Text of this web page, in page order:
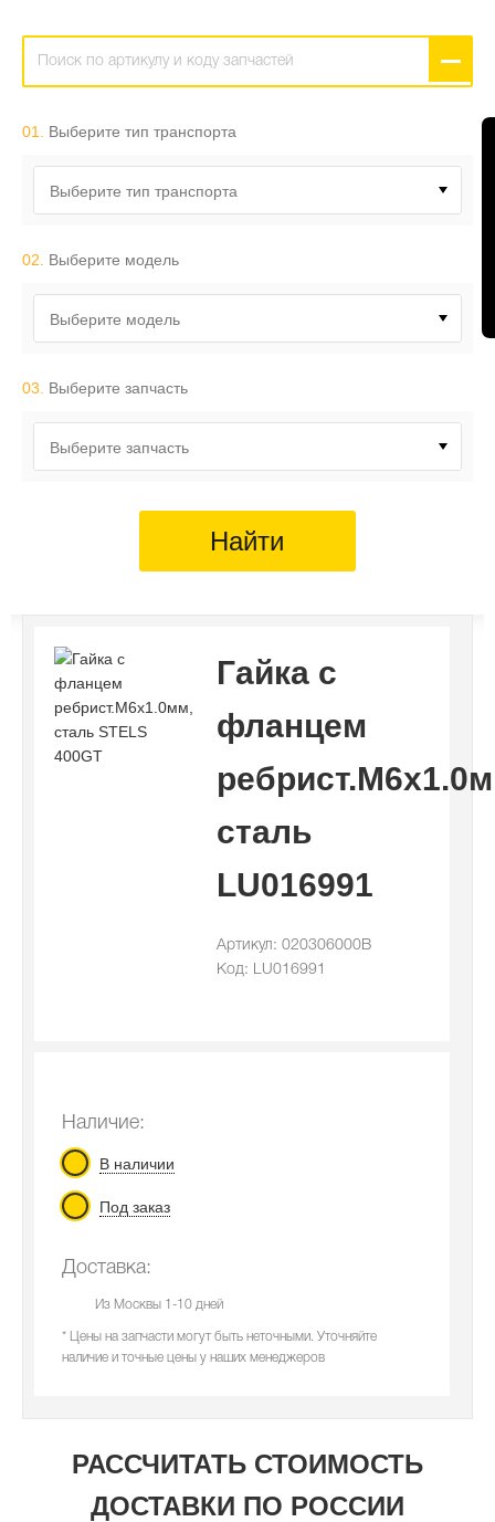
01. Выберите тип транспорта
Выберите тип транспорта
02. Выберите модель
Выберите модель
03. Выберите запчасть
Выберите запчасть
Найти
Гайка с
фланцем
сталь
LU016991
Артикул: 020306000B
Код: LU016991
Наличие:
В наличии
Под заказ
Доставка:
Из Москвы 1-10 дней
* Цены на запчасти могут быть неточными. Уточняйте
наличие и точные цены у наших менеджеров
РАССЧИТАТЬ СТОИМОСТЬ
ДОСТАВКИ ПО РОССИИ